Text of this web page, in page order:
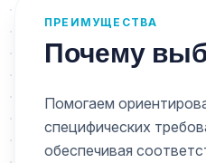
ПРЕИМУЩЕСТВА
Почему
Помогаем
специфических
обеспечивая